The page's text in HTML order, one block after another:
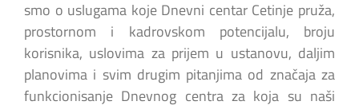
smo o uslugama koje Dnevni centar Cetinje pruža,
prostornom i kadrovskom potencijalu, broju
korisnika, uslovima za prijem u ustanovu, daljim
planovima i svim drugim pitanjima od značaja za
funkcionisanje Dnevnog centra za koja su naši